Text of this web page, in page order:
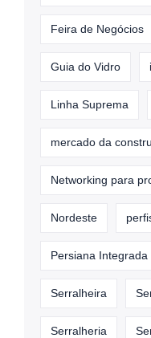
Feira de Negócios
Guia do Vidro
Linha Suprema
mercado da
Networking para
Nordeste
Persiana Integrada
Serralheira
Serralheria